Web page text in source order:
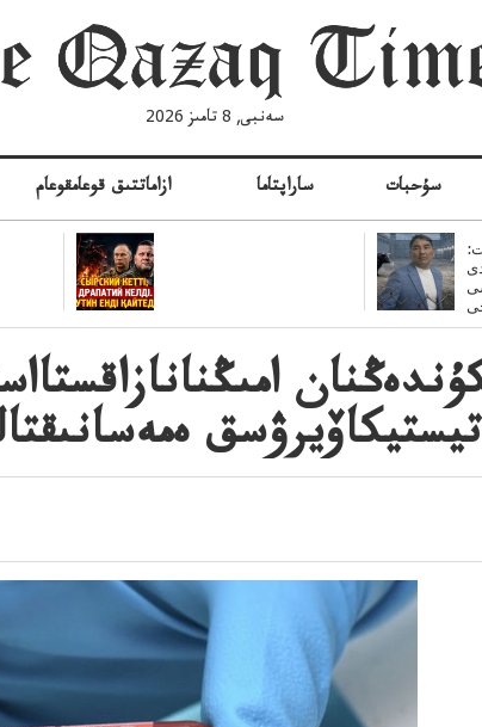
سەنبى, 8 تامىز 2026
ازاماتتىق قوعامقوعام ساراپتاما سۇحبات